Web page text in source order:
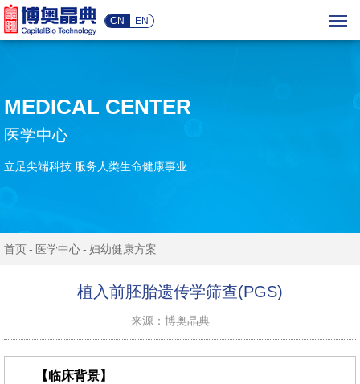
CN EN
MEDICAL CENTER
医学中心
立足尖端科技 服务人类生命健康事业
首页 医学中心 妇幼健康方案
植入前胚胎遗传学筛查(PGS)
来源：博奥晶典
【临床背景】